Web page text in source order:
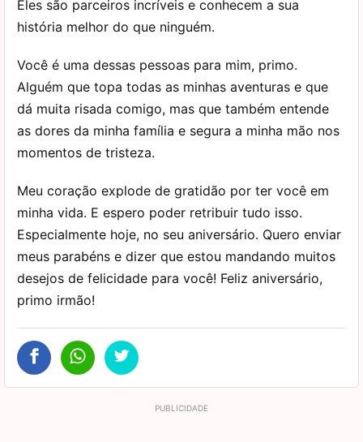
Eles são parceiros incríveis e conhecem a sua
história melhor do que ninguém.
Você é uma dessas pessoas para mim, primo.
Alguém que topa todas as minhas aventuras e que
dá muita risada comigo, mas que também entende
as dores da minha família e segura a minha mão nos
momentos de tristeza.
Meu coração explode de gratidão por ter você em
minha vida. E espero poder retribuir tudo isso.
Especialmente hoje, no seu aniversário. Quero enviar
meus parabéns e dizer que estou mandando muitos
desejos de felicidade para você! Feliz aniversário,
primo irmão!